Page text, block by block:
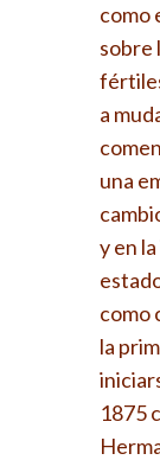
como
sobre
a
una
y en
como
la
1875